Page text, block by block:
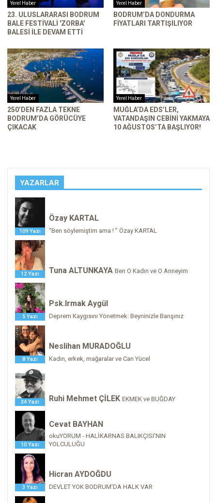
Yerel Haber
23. ULUSLARARASI BODRUM
BALE FESTIVALI 'ZORBA'
BALESI ILE DEVAM ETTI
Yerel Haber
BODRUM’DA DONDURMA
FIYATLARI TARTIŞILIYOR
Yerel Haber
250’DEN FAZLA TEKNE
BODRUM’DA GÖRÜCÜYE
ÇIKACAK
Yerel Haber
MUĞLA’DA EDS’LER,
VATANDAŞIN CEBINI YAKMAYA
10 AĞUSTOS’TA BAŞLIYOR!
YAZARLAR
109 Yazı
Özay KARTAL
“Ben söylemiştim ama ! ” Özay KARTAL
12 Yazı Tuna ALTUNKAYA Ben O Kadın ve O Anneyim
5 Yazı
Psk.Irmak Aygül
Deprem Kaygısını Yönetmek: Beyninizle Barışınız
8 Yazı
Neslihan MURADOĞLU
Kadın, erkek, mağaralar ve Can Yücel
34 Yazı Ruhi Mehmet ÇİLEK EKMEK ve BUĞDAY
10 Yazı
Cevat BAYHAN
okuYORUM - HALİKARNAS BALIKÇISI'NIN
YOLCULUĞU
3 Yazı
Hicran AYDOĞDU
DEVLET YOK BODRUM'DA HALK VAR